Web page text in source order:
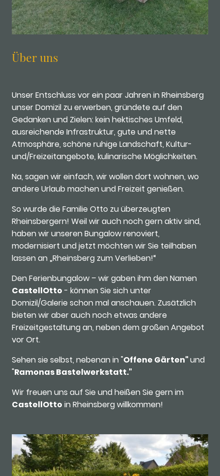
Über uns
Unser Entschluss vor ein paar Jahren in Rheinsberg
unser Domizil zu erwerben, gründete auf den
Gedanken und Zielen: kein hektisches Umfeld,
ausreichende Infrastruktur, gute und nette
Atmosphäre, schöne ruhige Landschaft, Kultur-
und/Freizeitangebote, kulinarische Möglichkeiten.
Na, sagen wir einfach, wir wollen dort wohnen, wo
andere Urlaub machen und Freizeit genießen.
So wurde die Familie Otto zu überzeugten
Rheinsbergern! Weil wir auch noch gern aktiv sind,
haben wir unseren Bungalow renoviert,
modernisiert und jetzt möchten wir Sie teilhaben
lassen an „Rheinsberg zum Verlieben!“
Den Ferienbungalow – wir gaben ihm den Namen
CastellOtto - können Sie sich unter
Domizil/Galerie schon mal anschauen. Zusätzlich
bieten wir aber auch noch etwas andere
Freizeitgestaltung an, neben dem großen Angebot
vor Ort.
Sehen sie selbst, nebenan in "Offene Gärten"und
"Ramonas Bastelwerkstatt."
Wir freuen uns auf Sie und heißen Sie gern im
CastellOtto in Rheinsberg willkommen!